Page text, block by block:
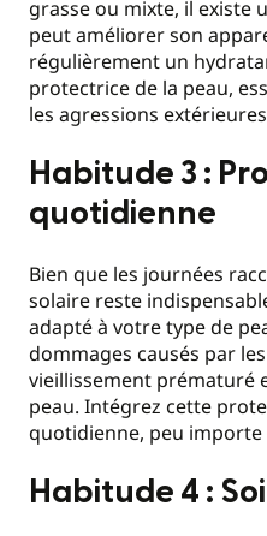
grasse ou mixte, il existe
peut améliorer son
régulièrement un
protectrice de la peau,
les agressions
Habitude 3 :
quotidienne
Bien que les journées
solaire reste
adapté à votre type de
dommages causés par
vieillissement prématuré
peau. Intégrez cette
quotidienne, peu importe
Habitude 4 :